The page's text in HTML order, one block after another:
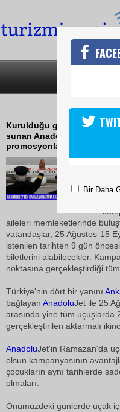
Kurulduğu günden bu
sunan AnadoluJet, bu
promosyonlarıyla uçurmayı
aileleri memleketlerinde
vatandaşlar, 25 Ağustos-15
istenilen tarihten 9 gün
biletlerini alabilecekler.
noktasına gerçekleştirdiği
Türkiye'nin dört bir yanını
bağlayan AnadoluJet ile 25
arasında yine tüm uçuşlarda
gerçekleştirilen aktarmalı
AnadoluJet'in Ramazan'da
olsun kampanyasının
çocukların aynı tarihlerde
olmaları.
Önümüzdeki günlerde uçak
Bir Daha